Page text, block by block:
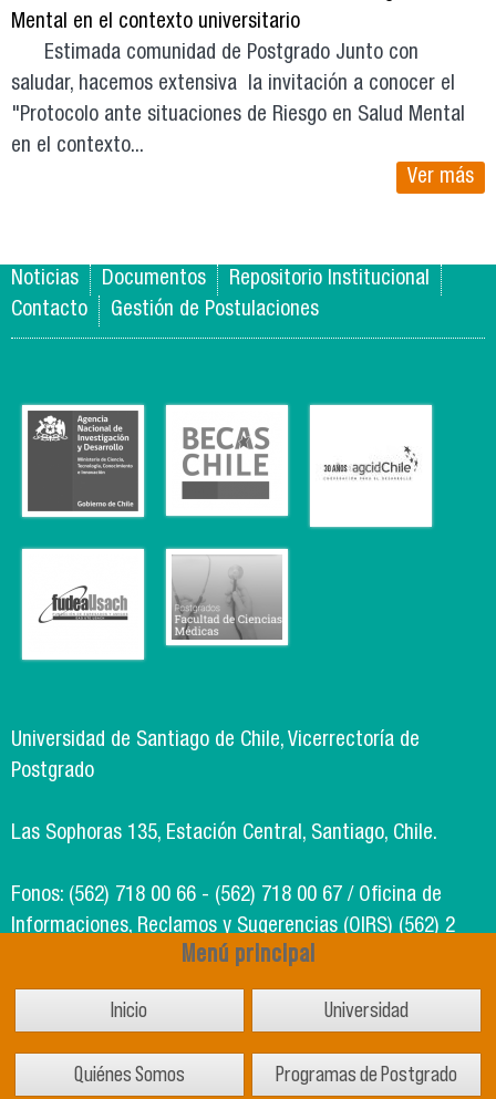
Menú principal
Inicio Universidad
Quiénes Somos Programas de Postgrado
Mental en el contexto universitario
Estimada comunidad de Postgrado Junto con
saludar, hacemos extensiva la invitación a conocer el
"Protocolo ante situaciones de Riesgo en Salud Mental
en el contexto...
Ver más
Noticias Documentos
Repositorio Institucional
Contacto
Gestión de Postulaciones
Universidad de Santiago de Chile, Vicerrectoría de
Postgrado
Las Sophoras 135, Estación Central, Santiago, Chile.
Fonos: (562) 718 00 66 - (562) 718 00 67 / Oficina de
Informaciones, Reclamos y Sugerencias (OIRS) (562) 2
Soporte Informático Segic: (562) 718 02 25